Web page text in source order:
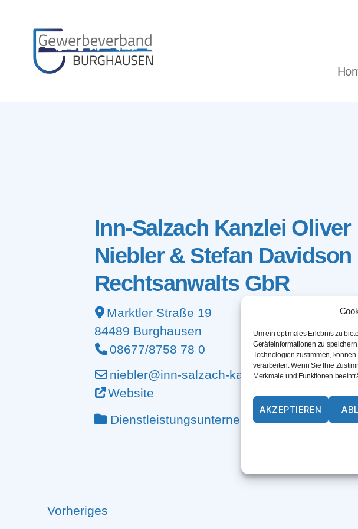
Um ein optimales Erlebnis zu
Geräteinformationen zu
Technologien zustimmen,
verarbeiten. Wenn Sie Ihre
Merkmale und Funktionen
AKZEPTIEREN
Inn-Salzach Kanzlei Oliver
Niebler & Stefan Davidson
Rechtsanwalts GbR
Marktler Straße 19
84489 Burghausen
08677/8758 78 0
niebler@inn-salzach-kanzlei.de
Website
Dienstleistungsunternehmen
Vorheriges